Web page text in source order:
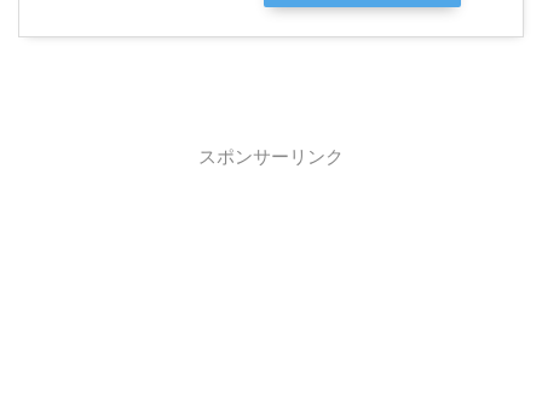
スポンサーリンク